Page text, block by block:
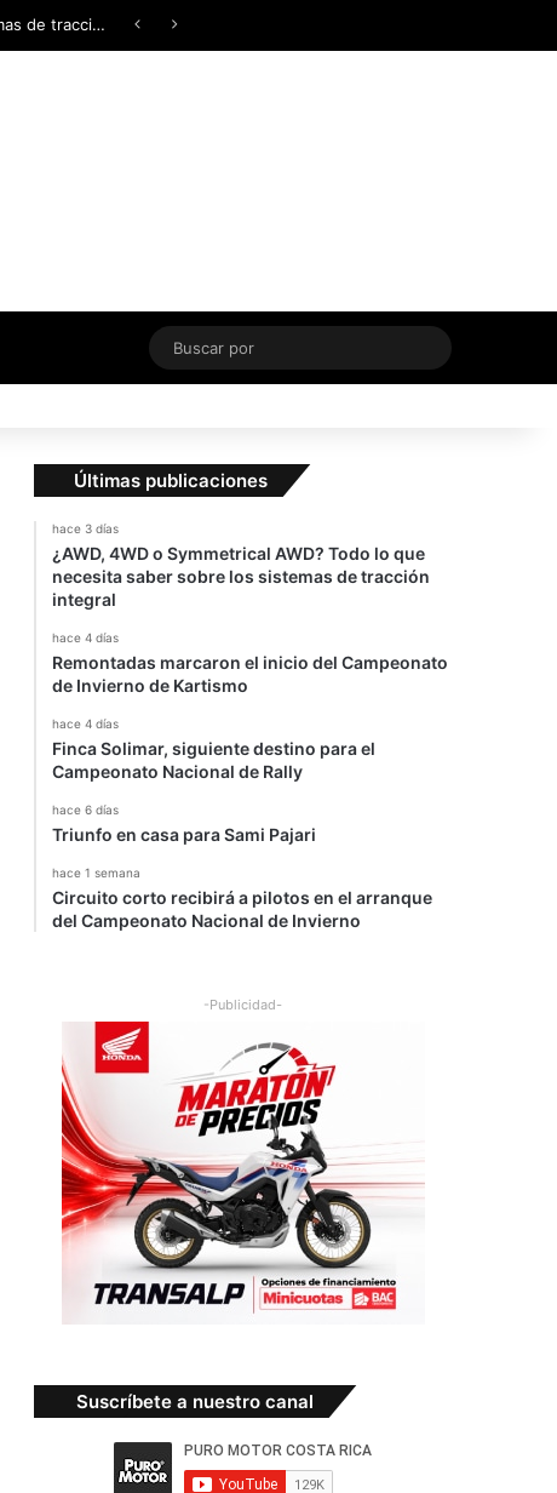
¿AWD, 4WD o Symmetrical AWD? Todo lo que necesita saber sobre los sistemas de tracción integral
Buscar
por
Últimas publicaciones
hace 3 días
¿AWD, 4WD o Symmetrical AWD? Todo lo que
necesita saber sobre los sistemas de tracción
integral
hace 4 días
Remontadas marcaron el inicio del Campeonato
de Invierno de Kartismo
hace 4 días
Finca Solimar, siguiente destino para el
Campeonato Nacional de Rally
hace 6 días
Triunfo en casa para Sami Pajari
hace 1 semana
Circuito corto recibirá a pilotos en el arranque
del Campeonato Nacional de Invierno
-Publicidad-
Suscríbete a nuestro canal